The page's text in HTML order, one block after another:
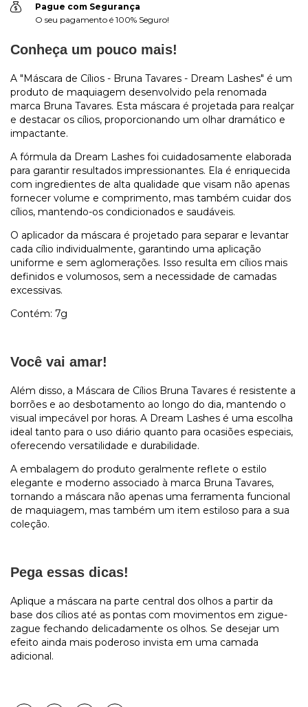
Pague com Segurança
O seu pagamento é 100% Seguro!
Conheça um pouco mais!
A "Máscara de Cílios - Bruna Tavares - Dream Lashes" é um
produto de maquiagem desenvolvido pela renomada
marca Bruna Tavares. Esta máscara é projetada para realçar
e destacar os cílios, proporcionando um olhar dramático e
impactante.
A fórmula da Dream Lashes foi cuidadosamente elaborada
para garantir resultados impressionantes. Ela é enriquecida
com ingredientes de alta qualidade que visam não apenas
fornecer volume e comprimento, mas também cuidar dos
cílios, mantendo-os condicionados e saudáveis.
O aplicador da máscara é projetado para separar e levantar
cada cílio individualmente, garantindo uma aplicação
uniforme e sem aglomerações. Isso resulta em cílios mais
definidos e volumosos, sem a necessidade de camadas
excessivas.
Contém: 7g
Você vai amar!
Além disso, a Máscara de Cílios Bruna Tavares é resistente a
borrões e ao desbotamento ao longo do dia, mantendo o
visual impecável por horas. A Dream Lashes é uma escolha
ideal tanto para o uso diário quanto para ocasiões especiais,
oferecendo versatilidade e durabilidade.
A embalagem do produto geralmente reflete o estilo
elegante e moderno associado à marca Bruna Tavares,
tornando a máscara não apenas uma ferramenta funcional
de maquiagem, mas também um item estiloso para a sua
coleção.
Pega essas dicas!
Aplique a máscara na parte central dos olhos a partir da
base dos cílios até as pontas com movimentos em zigue-
zague fechando delicadamente os olhos. Se desejar um
efeito ainda mais poderoso invista em uma camada
adicional.